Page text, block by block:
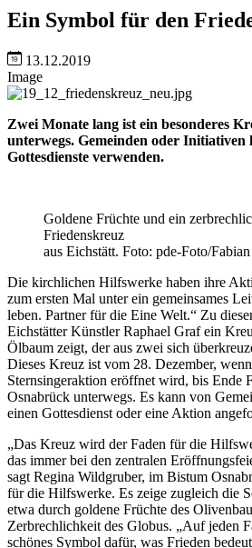
Ein Symbol für den
13.12.2019
Image
Zwei Monate lang ist ein besonderes
unterwegs. Gemeinden oder Initiativen
Gottesdienste verwenden.
Goldene Früchte und ein
Friedenskreuz
aus Eichstätt. Foto: pde-Foto/
Die kirchlichen Hilfswerke haben ihre
zum ersten Mal unter ein gemeinsames
leben. Partner für die Eine Welt.“ Zu
Eichstätter Künstler Raphael Graf ein
Ölbaum zeigt, der aus zwei sich
Dieses Kreuz ist vom 28. Dezember,
Sternsingeraktion eröffnet wird, bis Ende
Osnabrück unterwegs. Es kann von
einen Gottesdienst oder eine Aktion
„Das Kreuz wird der Faden für die
das immer bei den zentralen
sagt Regina Wildgruber, im Bistum
für die Hilfswerke. Es zeige zugleich die
etwa durch goldene Früchte des
Zerbrechlichkeit des Globus. „Auf jeden
schönes Symbol dafür, was Frieden